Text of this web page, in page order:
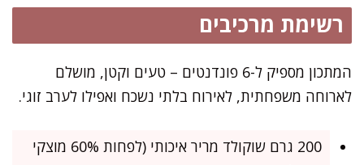
רשימת מרכיבים
המתכון מספיק ל-6 פונדנטים – טעים וקטן, מושלם
לארוחה משפחתית, לאירוח בלתי נשכח ואפילו לערב זוגי.
200 גרם שוקולד מריר איכותי (לפחות 60% מוצקי